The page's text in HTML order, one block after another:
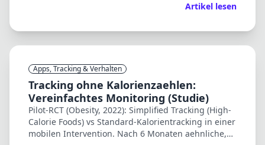
Artikel lesen
Apps, Tracking & Verhalten
Tracking ohne Kalorienzaehlen:
Vereinfachtes Monitoring (Studie)
Pilot-RCT (Obesity, 2022): Simplified Tracking (High-
Calorie Foods) vs Standard-Kalorientracking in einer
mobilen Intervention. Nach 6 Monaten aehnliche,